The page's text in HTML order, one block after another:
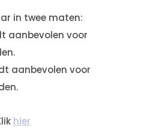
in twee maten:
aanbevolen voor
aanbevolen voor
hier